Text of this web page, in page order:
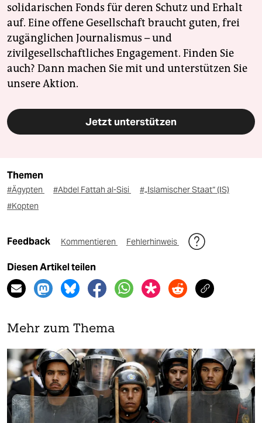
solidarischen Fonds für deren Schutz und Erhalt
auf. Eine offene Gesellschaft braucht guten, frei
zugänglichen Journalismus – und
zivilgesellschaftliches Engagement. Finden Sie
auch? Dann machen Sie mit und unterstützen Sie
unsere Aktion.
Jetzt unterstützen
Themen
#Ägypten #Abdel Fattah al-Sisi
#„Islamischer Staat“ (IS)
#Kopten
Feedback Kommentieren Fehlerhinweis
Diesen Artikel teilen
Mehr zum Thema